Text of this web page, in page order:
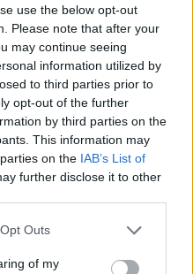
use the below opt-out
Please note that after your
may continue seeing
information utilized by
to third parties prior to
opt-out of the further
by third parties on the
This information may
on the IAB’s List of
further disclose it to other
uses one or more Google
You may click to
Outs
of my
οκλαδόν στο
του τη Γιόκο Ονο.
σαν να
έδωσαν καμία
ό,τι χρειαζόταν για
το διαζύγιό της.
δική της ρόμπα.